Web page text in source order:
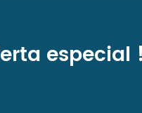
especial